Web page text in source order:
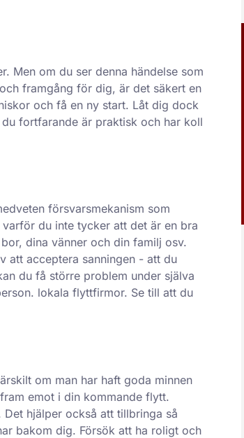
Men om du ser denna händelse som
framgång för dig, är det säkert en
och få en ny start. Låt dig dock
fortfarande är praktisk och har koll
försvarsmekanism som
du inte tycker att det är en bra
dina vänner och din familj osv.
att acceptera sanningen - att du
du få större problem under själva
lokala flyttfirmor. Se till att du
om man har haft goda minnen
emot i din kommande flytt.
hjälper också att tillbringa så
bakom dig. Försök att ha roligt och